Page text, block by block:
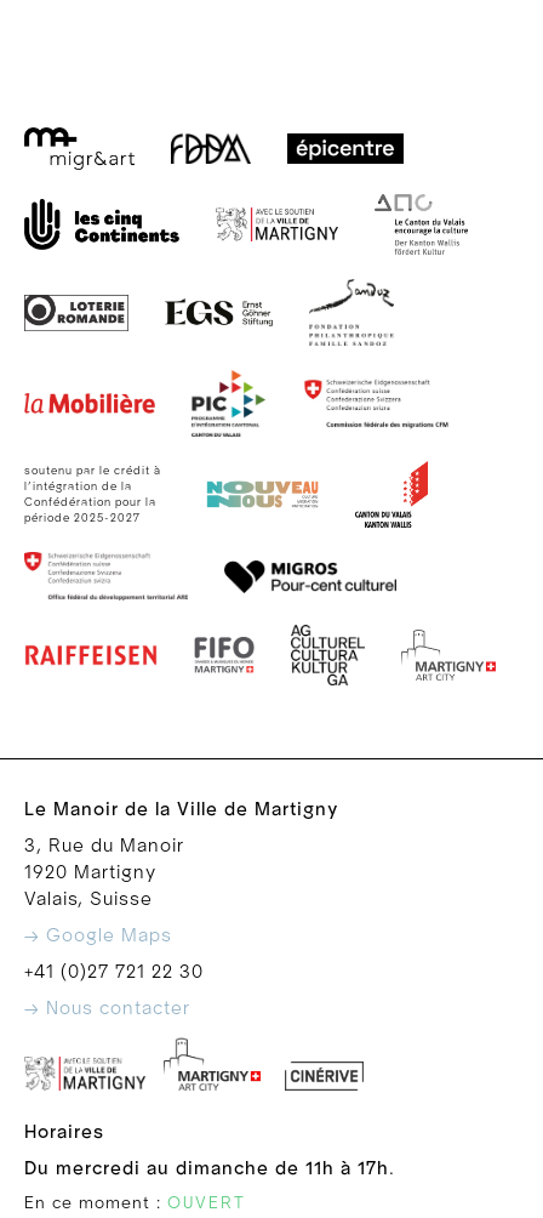
soutenu par le crédit à
l’intégration de la
Confédération pour la
période 2025-2027
Le Manoir de la Ville de Martigny
3, Rue du Manoir
1920 Martigny
Valais, Suisse
→ Google Maps
+41 (0)27 721 22 30
→ Nous contacter
Horaires
Du mercredi au dimanche de 11h à 17h.
En ce moment : OUVERT